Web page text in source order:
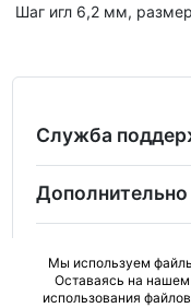
Шаг игл 6,2 мм,
Служба
Дополнительно
Мы используем
Оставаясь на
использования